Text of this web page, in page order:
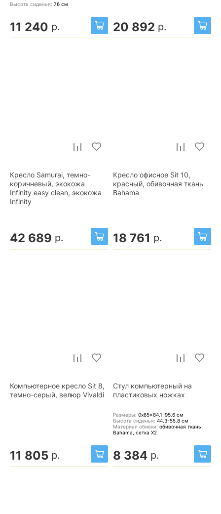
Высота сиденья: 76 см
11 240 р. 20 892 р.
Кресло Samurai, темно-
коричневый, экокожа
Infinity easy clean, экокожа
Infinity
42 689 р.
Кресло офисное Sit 10,
красный, обивочная ткань
Bahama
18 761 р.
Компьютерное кресло Sit 8,
темно-серый, велюр Vivaldi
11 805 р.
Стул компьютерный на
пластиковых ножках
Размеры: 0x65x84.1-95.6 см
Высота сиденья: 44.3-55.8 см
Материал обивки: обивочная ткань
Bahama, сетка X2
8 384 р.